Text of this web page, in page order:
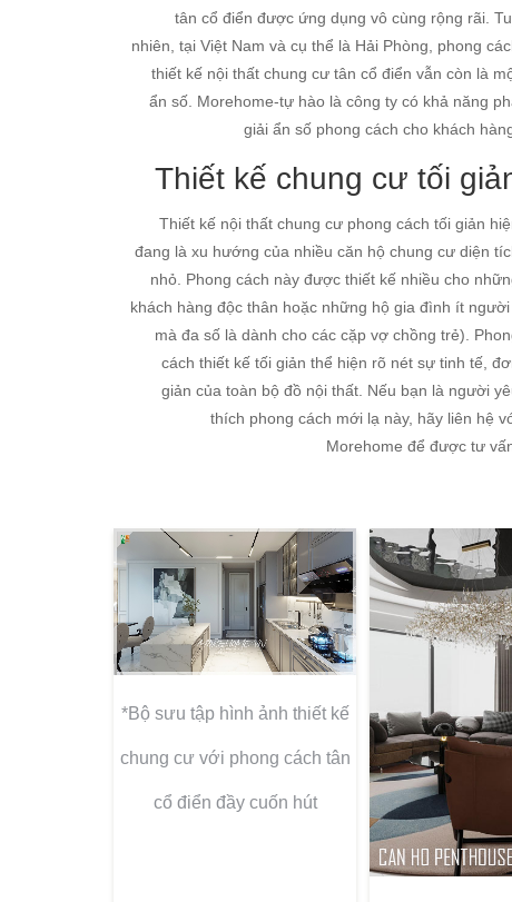
tân cổ điển được ứng dụng vô cùng rộng rãi.
nhiên, tại Việt Nam và cụ thể là Hải Phòng, phong
thiết kế nội thất chung cư tân cổ điển vẫn còn là
ẩn số. Morehome-tự hào là công ty có khả năng
giải ẩn số phong cách cho khách
Thiết kế chung cư tối
Thiết kế nội thất chung cư phong cách tối giản
đang là xu hướng của nhiều căn hộ chung cư diện
nhỏ. Phong cách này được thiết kế nhiều cho
khách hàng độc thân hoặc những hộ gia đình ít
mà đa số là dành cho các cặp vợ chồng trẻ).
cách thiết kế tối giản thể hiện rõ nét sự tinh tế,
giản của toàn bộ đồ nội thất. Nếu bạn là người
thích phong cách mới lạ này, hãy liên hệ
Morehome để được tư
*Bộ sưu tập hình ảnh thiết kế
chung cư với phong cách tân
cổ điển đầy cuốn hút